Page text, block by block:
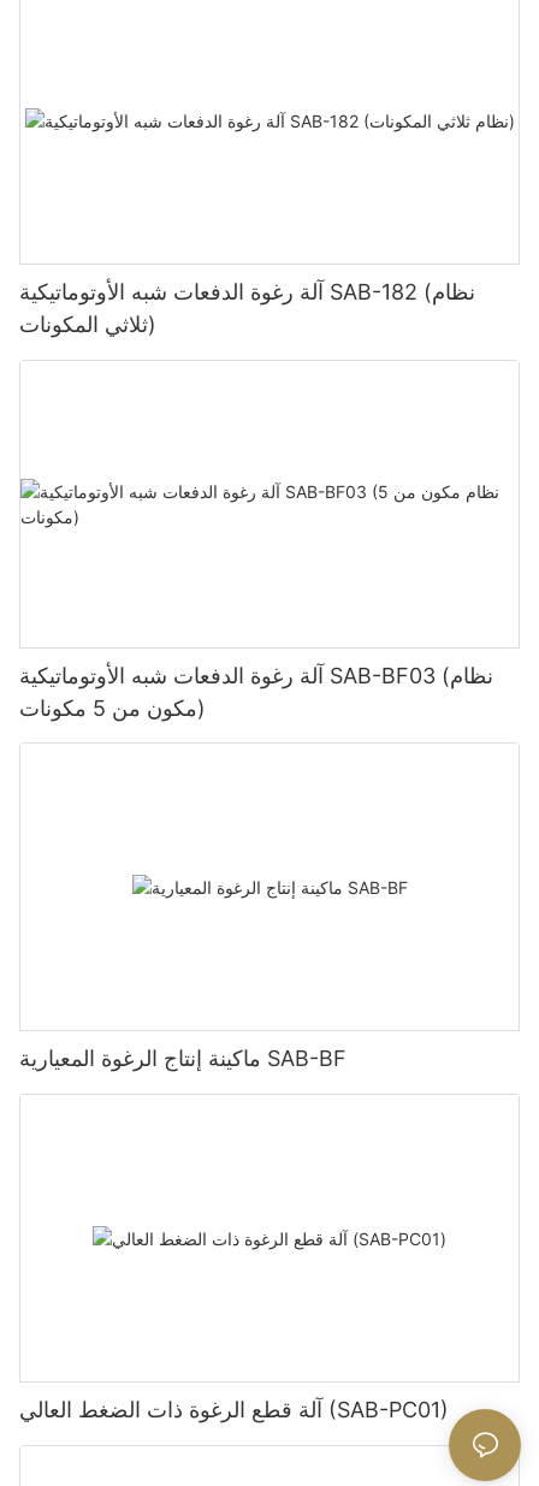
آلة رغوة الدفعات شبه الأوتوماتيكية SAB-182 (نظام
ثلاثي المكونات)
آلة رغوة الدفعات شبه الأوتوماتيكية SAB-BF03 (نظام
مكون من 5 مكونات)
ماكينة إنتاج الرغوة المعيارية SAB-BF
آلة قطع الرغوة ذات الضغط العالي (SAB-PC01)